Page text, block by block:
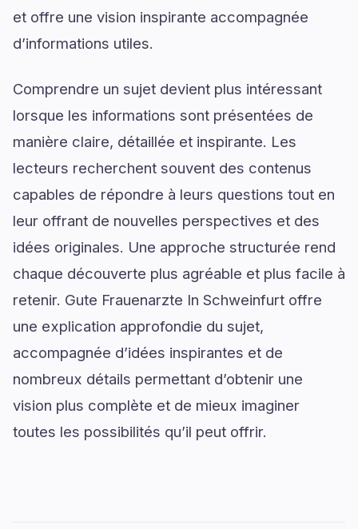
et offre une vision inspirante accompagnée
d’informations utiles.
Comprendre un sujet devient plus intéressant
lorsque les informations sont présentées de
manière claire, détaillée et inspirante. Les
lecteurs recherchent souvent des contenus
capables de répondre à leurs questions tout en
leur offrant de nouvelles perspectives et des
idées originales. Une approche structurée rend
chaque découverte plus agréable et plus facile à
retenir. Gute Frauenarzte In Schweinfurt offre
une explication approfondie du sujet,
accompagnée d’idées inspirantes et de
nombreux détails permettant d’obtenir une
vision plus complète et de mieux imaginer
toutes les possibilités qu’il peut offrir.